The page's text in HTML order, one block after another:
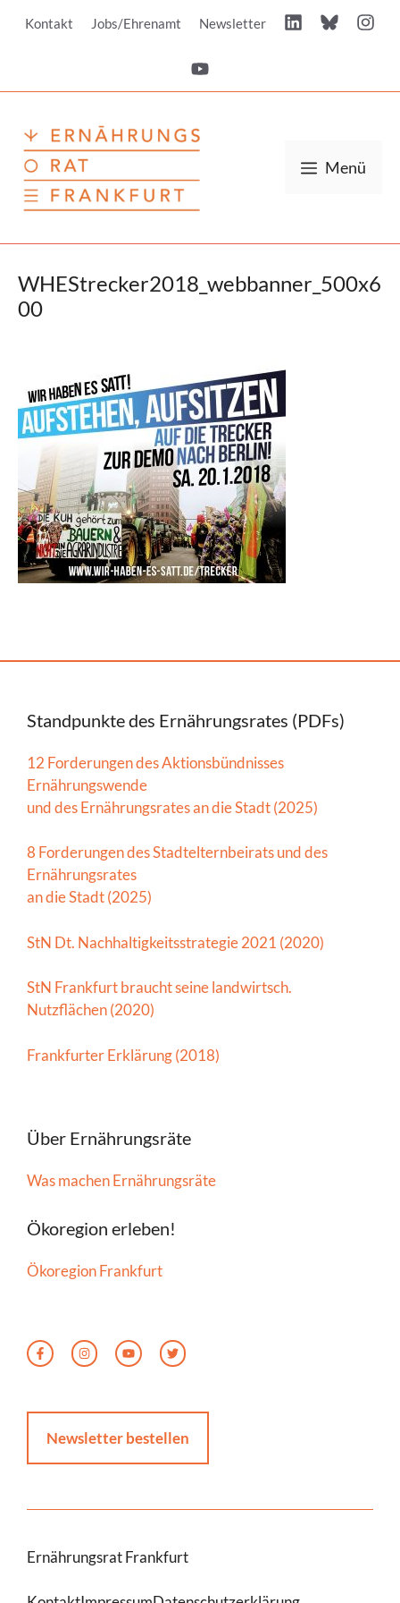
InhaltKontakt Jobs/Ehrenamt Newsletter
Menü
WHEStrecker2018_webbanner_500x6
00
Standpunkte des Ernährungsrates (PDFs)
12 Forderungen des Aktionsbündnisses
Ernährungswende
und des Ernährungsrates an die Stadt (2025)
8 Forderungen des Stadtelternbeirats und des
Ernährungsrates
an die Stadt (2025)
StN Dt. Nachhaltigkeitsstrategie 2021 (2020)
StN Frankfurt braucht seine landwirtsch.
Nutzflächen (2020)
Frankfurter Erklärung (2018)
Über Ernährungsräte
Was machen Ernährungsräte
Ökoregion erleben!
Ökoregion Frankfurt
Newsletter bestellen
Ernährungsrat Frankfurt